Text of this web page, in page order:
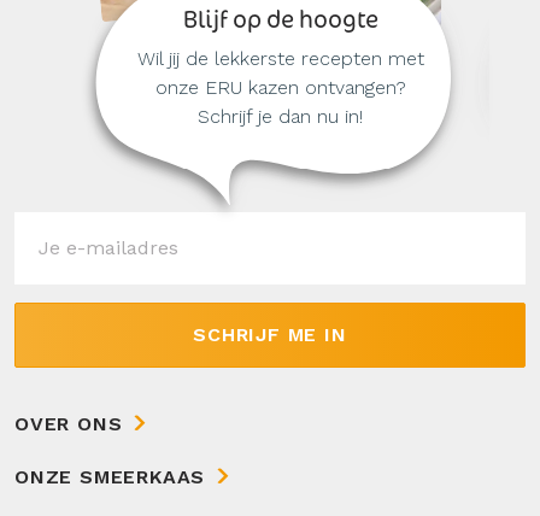
OVER ONS
ONZE SMEERKAAS
Blijf op de hoogte
Wil jij de lekkerste recepten met
onze ERU kazen ontvangen?
Schrijf je dan nu in!
SCHRIJF ME IN